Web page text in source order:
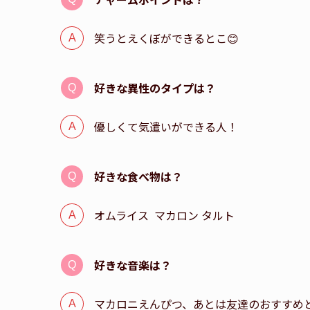
笑うとえくぼができるとこ😊
好きな異性のタイプは？
優しくて気遣いができる人！
好きな食べ物は？
オムライス マカロン タルト
好きな音楽は？
マカロニえんぴつ、あとは友達のおすすめ